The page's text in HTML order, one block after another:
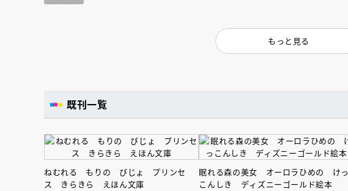
もっと見る
既刊一覧
ねむれる もりの びじょ プリンセ
ス きらきら えほん文庫
眠れる森の美女 オーロラひめの けっ
こんしき ディズニーゴールド絵本